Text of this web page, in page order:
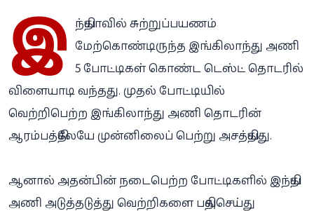
இ ந்தியாவில் சுற்றுப்பயணம்
மேற்கொண்டிருந்த இங்கிலாந்து அணி
5 போட்டிகள் கொண்ட டெஸ்ட் தொடரில்
விளையாடி வந்தது. முதல் போட்டியில்
வெற்றிபெற்ற இங்கிலாந்து அணி தொடரின்
ஆரம்பத்திலேயே முன்னிலைப் பெற்று அசத்தியது.
ஆனால் அதன்பின் நடைபெற்ற போட்டிகளில் இந்திய
அணி அடுத்தடுத்து வெற்றிகளை பதிவுசெய்து